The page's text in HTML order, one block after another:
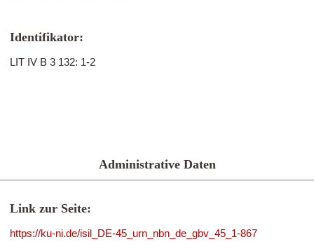
Identifikator:
LIT IV B 3 132: 1-2
Administrative Daten
Link zur Seite:
https://ku-ni.de/isil_DE-45_urn_nbn_de_gbv_45_1-867